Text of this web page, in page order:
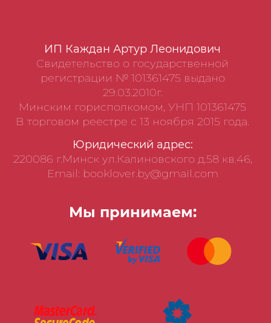
ИП Каждан Артур Леонидович
Свидетельство о государственной
регистрации № 101361475 выдано
29.03.2010г.
Минским горисполкомом, УНП 101361475
В торговом реестре с 13 ноября 2015 года.
Юридический адрес:
220086 г.Минск ул.Калиновского д.58 кв.46,
Email: booklover.by@gmail.com
Мы принимаем: